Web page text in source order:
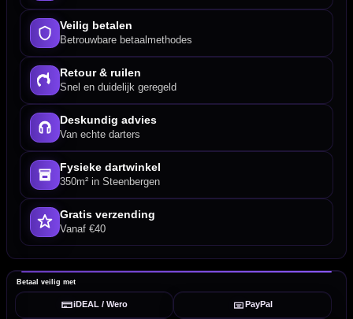
Veilig betalen
Betrouwbare betaalmethodes
Retour & ruilen
Snel en duidelijk geregeld
Deskundig advies
Van echte darters
Fysieke dartwinkel
350m² in Steenbergen
Gratis verzending
Vanaf €40
Betaal veilig met
iDEAL / Wero PayPal